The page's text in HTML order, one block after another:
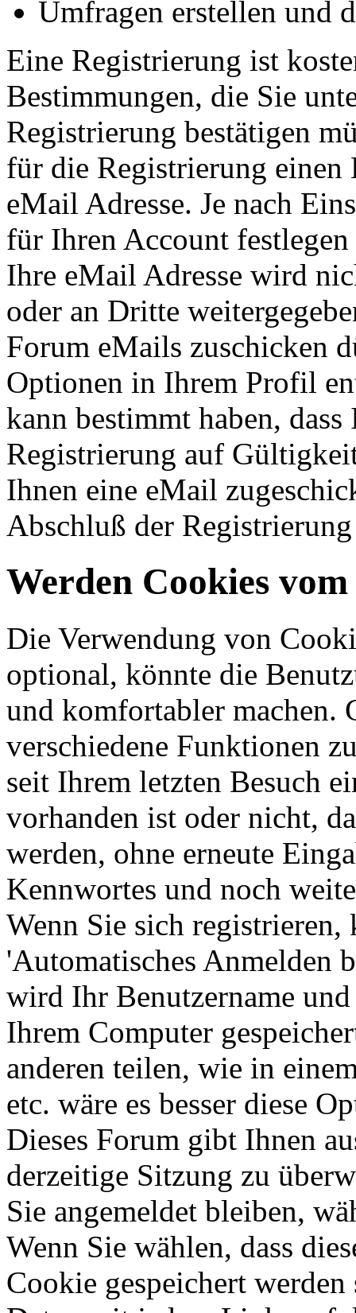
Umfragen erstellen und
Eine Registrierung ist
Bestimmungen, die Sie
Registrierung bestätigen
für die Registrierung einen
eMail Adresse. Je nach
für Ihren Account
Ihre eMail Adresse wird
oder an Dritte
Forum eMails zuschicken
Optionen in Ihrem Profil
kann bestimmt haben,
Registrierung auf
Ihnen eine eMail
Abschluß der
Werden Cookies
Die Verwendung von
optional, könnte die
und komfortabler machen.
verschiedene Funktionen
seit Ihrem letzten Besuch
vorhanden ist oder nicht,
werden, ohne erneute
Kennwortes und noch
Wenn Sie sich
'Automatisches Anmelden
wird Ihr Benutzername
Ihrem Computer
anderen teilen, wie in
etc. wäre es besser diese
Dieses Forum gibt Ihnen
derzeitige Sitzung zu
Sie angemeldet bleiben,
Wenn Sie wählen, dass
Cookie gespeichert